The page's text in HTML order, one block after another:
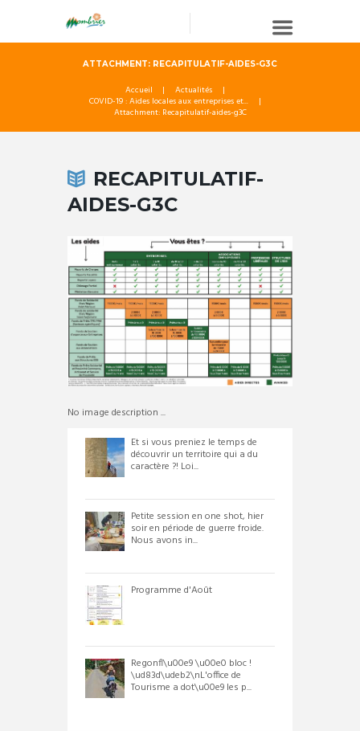
ATTACHMENT: RECAPITULATIF-AIDES-G3C
Accueil
Actualités
COVID-19 : Aides locales aux entreprises et...
Attachment: Recapitulatif-aides-g3C
RECAPITULATIF-
AIDES-G3C
No image description ...
Et si vous preniez le temps de
découvrir un territoire qui a du
caractère ?! Loi...
Petite session en one shot, hier
soir en période de guerre froide.
Nous avons in...
Programme d'Août
Regonfl\u00e9 \u00e0 bloc !
\ud83d\udeb2\nL'office de
Tourisme a dot\u00e9 les p...